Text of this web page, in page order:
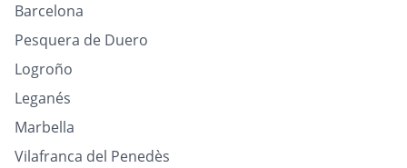
Barcelona
Pesquera de Duero
Logroño
Leganés
Marbella
Vilafranca del Penedès